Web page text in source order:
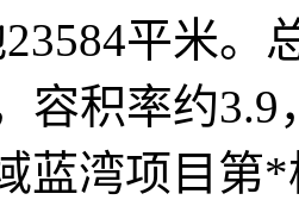
平米。
容积率约
蓝湾项目第